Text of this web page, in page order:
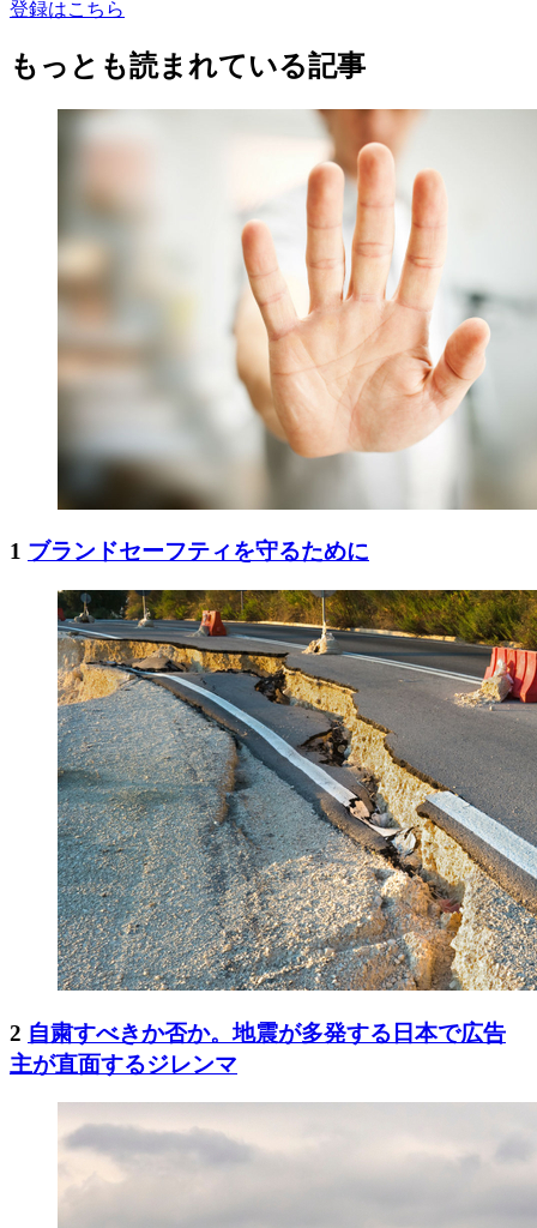
登録はこちら
もっとも読まれている記事
1 ブランドセーフティを守るために
2 自粛すべきか否か。地震が多発する日本で広告
主が直面するジレンマ